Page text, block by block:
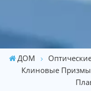
ДОМ
Клиновые